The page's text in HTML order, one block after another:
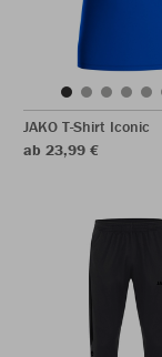
JAKO T-Shirt Iconic
ab 23,99 €